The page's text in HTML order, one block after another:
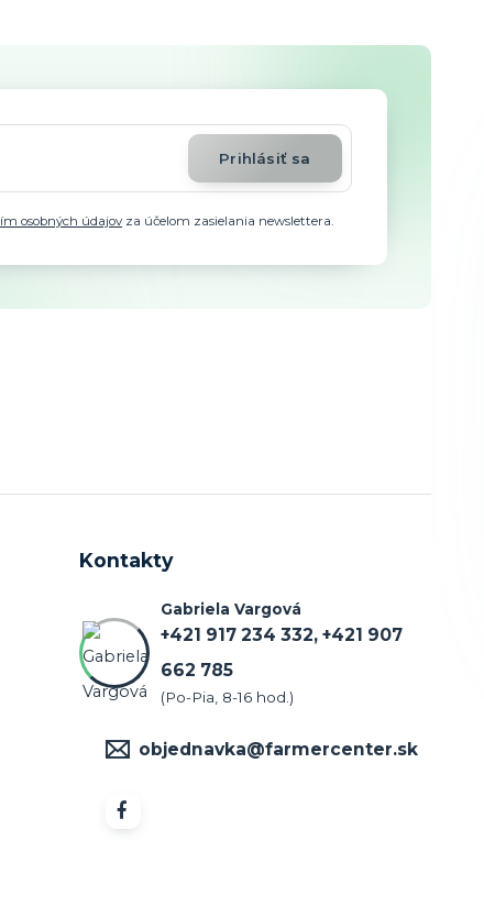
Prihlásiť sa
osobných údajov za účelom zasielania newslettera.
Kontakty
Gabriela Vargová
+421 917 234 332, +421 907
662 785
(Po-Pia, 8-16 hod.)
objednavka@farmercenter.sk